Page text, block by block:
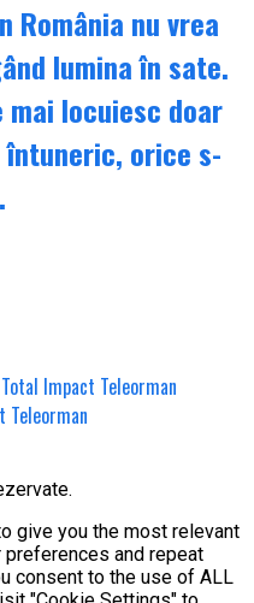
România nu vrea
lumina în sate.
locuiesc doar
orice s-
Impact Teleorman
Teleorman
give you the most relevant
and repeat
consent to the use of ALL